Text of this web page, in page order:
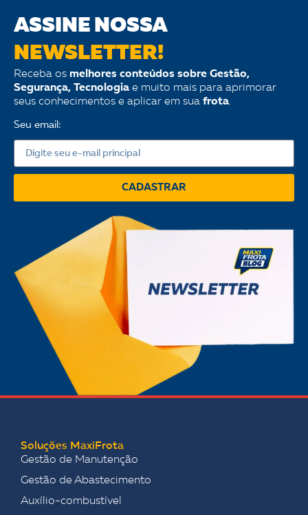
ASSINE NOSSA
NEWSLETTER!
Receba os melhores conteúdos sobre Gestão,
Segurança, Tecnologia e muito mais para aprimorar
seus conhecimentos e aplicar em sua frota.
Seu email:
CADASTRAR
Soluções MaxiFrota
Gestão de Manutenção
Gestão de Abastecimento
Auxílio-combustível